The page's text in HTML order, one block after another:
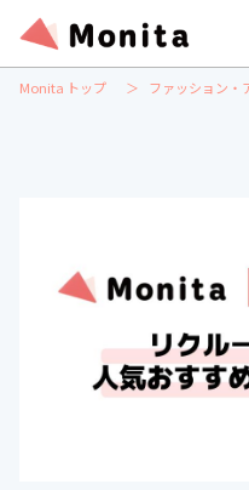
Monita トップ ファッション・